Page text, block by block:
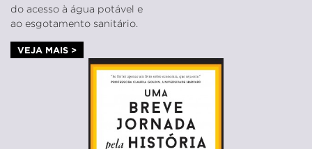
do acesso à água potável e
ao esgotamento sanitário.
VEJA MAIS >